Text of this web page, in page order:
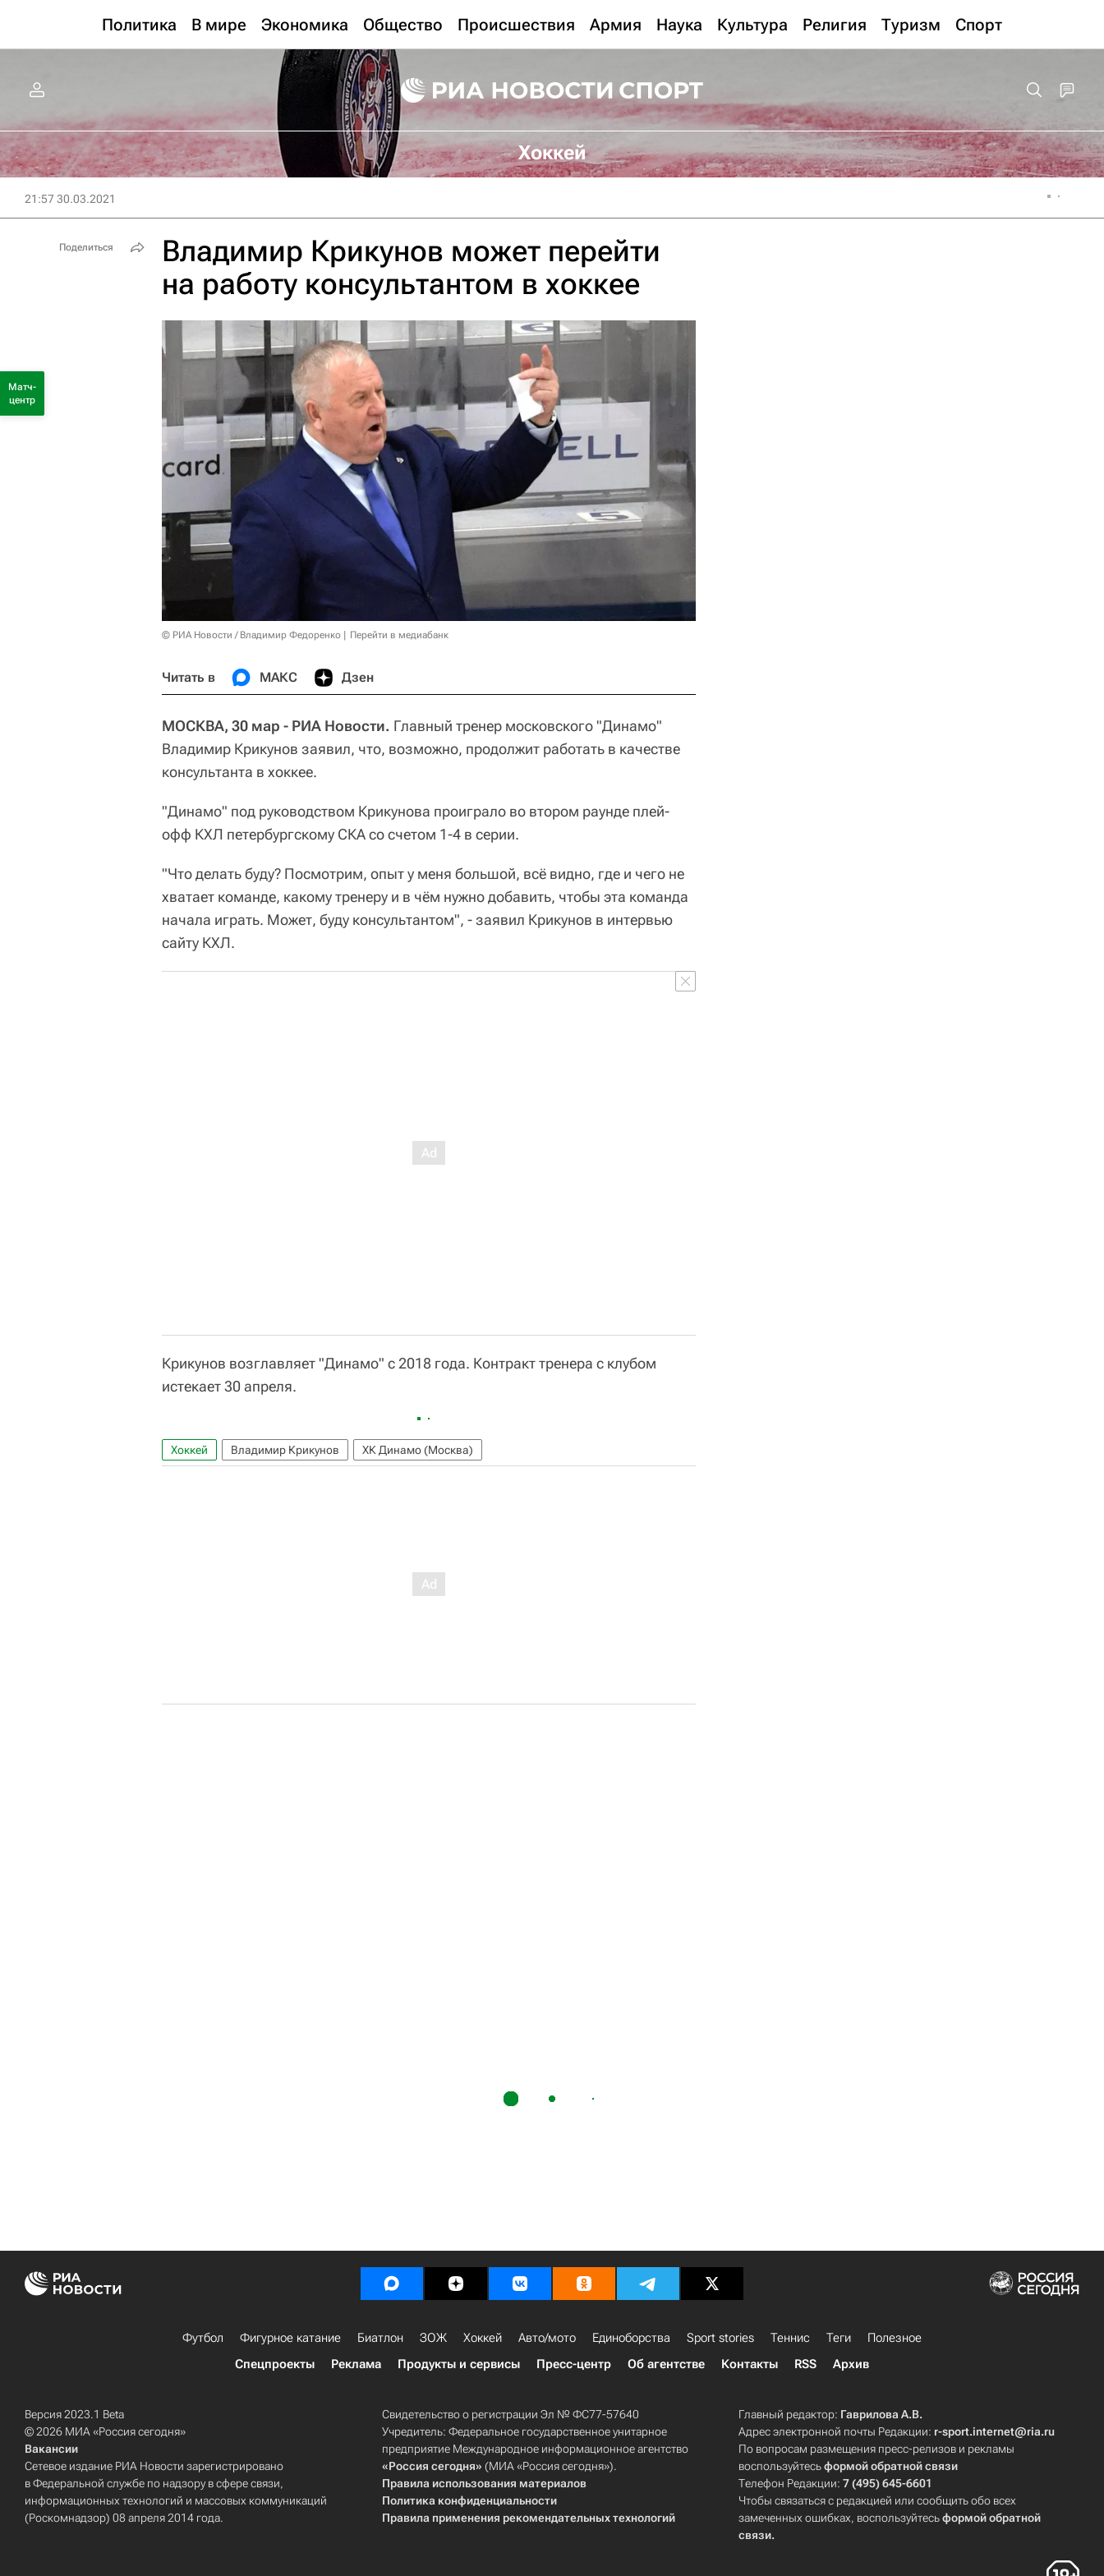
Политика В мире Экономика Общество Происшествия Армия Наука Культура Религия Туризм Спорт
Хоккей
21:57 30.03.2021
Владимир Крикунов может перейти
на работу консультантом в хоккее
© РИА Новости / Владимир Федоренко Перейти в медиабанк
Читать в МАКС Дзен
МОСКВА, 30 мар - РИА Новости. Главный тренер московского "Динамо"
Владимир Крикунов заявил, что, возможно, продолжит работать в качестве
консультанта в хоккее.
"Динамо" под руководством Крикунова проиграло во втором раунде плей-
офф КХЛ петербургскому СКА со счетом 1-4 в серии.
"Что делать буду? Посмотрим, опыт у меня большой, всё видно, где и чего не
хватает команде, какому тренеру и в чём нужно добавить, чтобы эта команда
начала играть. Может, буду консультантом", - заявил Крикунов в интервью
сайту КХЛ.
Крикунов возглавляет "Динамо" с 2018 года. Контракт тренера с клубом
истекает 30 апреля.
Хоккей Владимир Крикунов ХК Динамо (Москва)
Поделиться
Матч-
центр
Футбол Фигурное катание Биатлон ЗОЖ Хоккей Авто/мото Единоборства Sport stories Теннис Теги
Полезное
Спецпроекты
Реклама Продукты и сервисы Пресс-центр Об агентстве Контакты RSS Архив
Версия 2023.1 Beta
© 2026 МИА «Россия сегодня»
Вакансии
Сетевое издание РИА Новости зарегистрировано
в Федеральной службе по надзору в сфере связи,
информационных технологий и массовых коммуникаций
(Роскомнадзор) 08 апреля 2014 года.
Свидетельство о регистрации Эл № ФС77-57640
Учредитель: Федеральное государственное унитарное
предприятие Международное информационное агентство
«Россия сегодня» (МИА «Россия сегодня»).
Правила использования материалов
Политика конфиденциальности
Правила применения рекомендательных технологий
Главный редактор: Гаврилова А.В.
Адрес электронной почты Редакции: r-sport.internet@ria.ru
По вопросам размещения пресс-релизов и рекламы
воспользуйтесьформой обратной связи
Телефон Редакции:7 (495) 645-6601
Чтобы связаться с редакцией или сообщить обо всех
замеченных ошибках, воспользуйтесьформой обратной
связи.